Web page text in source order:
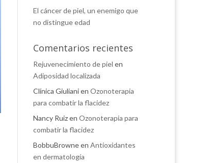
El cáncer de piel, un enemigo que
no distingue edad
Comentarios recientes
Rejuvenecimiento de piel en
Adiposidad localizada
Clínica Giulianien Ozonoterapia
para combatir la flacidez
Nancy Ruizen Ozonoterapia para
combatir la flacidez
BobbuBrowneen Antioxidantes
en dermatología